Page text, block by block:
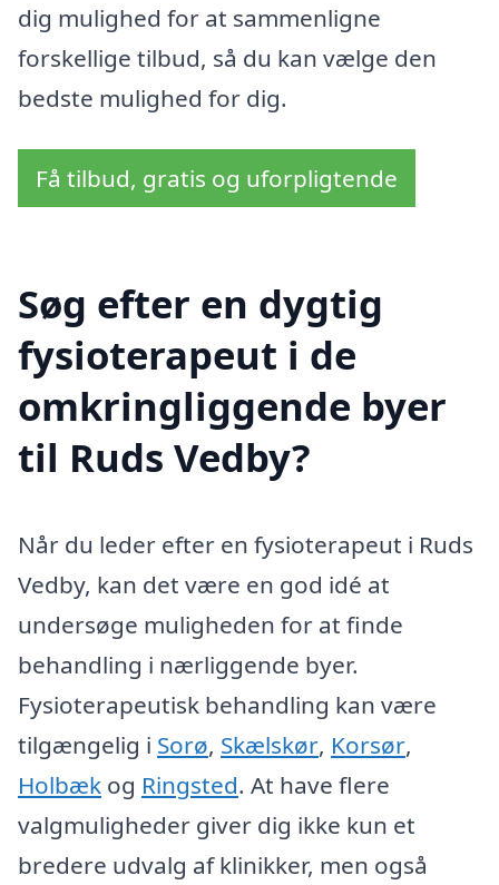
dig mulighed for at sammenligne
forskellige tilbud, så du kan vælge den
bedste mulighed for dig.
Få tilbud, gratis og uforpligtende
Søg efter en dygtig
fysioterapeut i de
omkringliggende byer
til Ruds Vedby?
Når du leder efter en fysioterapeut i Ruds
Vedby, kan det være en god idé at
undersøge muligheden for at finde
behandling i nærliggende byer.
Fysioterapeutisk behandling kan være
tilgængelig i Sorø, Skælskør, Korsør,
Holbæk og Ringsted. At have flere
valgmuligheder giver dig ikke kun et
bredere udvalg af klinikker, men også